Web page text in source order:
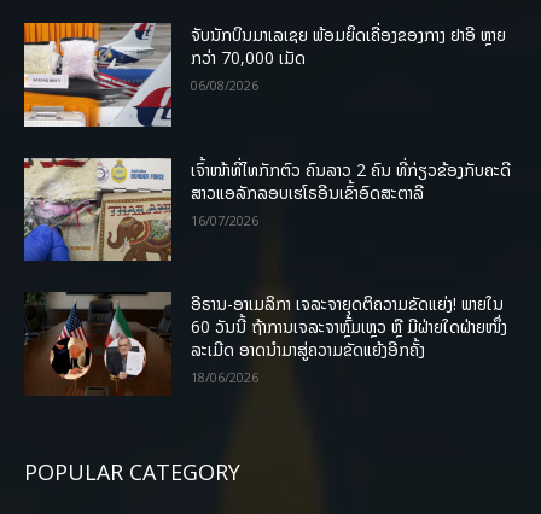
ຈັບນັກບິນມາເລເຊຍ ພ້ອມຍຶດເຄື່ອງຂອງກາງ ຢາອີ ຫຼາຍ
ກວ່າ 70,000 ເມັດ
06/08/2026
ເຈົ້າໜ້າທີ່ໄທກັກຕົວ ຄົນລາວ 2 ຄົນ ທີ່ກ່ຽວຂ້ອງກັບຄະດີ
ສາວແອລັກລອບເຮໂຣອີນເຂົ້າອົດສະຕາລີ
16/07/2026
ອີຣານ-ອາເມລິກາ ເຈລະຈາຍຸດຕິຄວາມຂັດແຍ່ງ! ພາຍໃນ
60 ວັນນີ້ ຖ້າການເຈລະຈາຫຼົ້ມເຫຼວ ຫຼື ມີຝ່າຍໃດຝ່າຍໜຶ່ງ
ລະເມີດ ອາດນໍາມາສູ່ຄວາມຂັດແຍ້ງອີກຄັ້ງ
18/06/2026
POPULAR CATEGORY